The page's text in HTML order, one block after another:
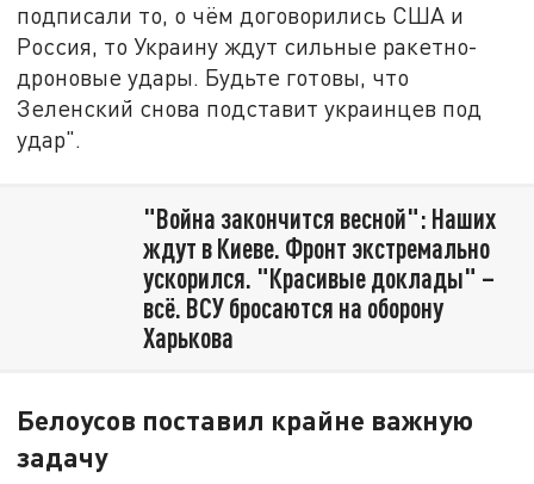
подписали то, о чём договорились США и
Россия, то Украину ждут сильные ракетно-
дроновые удары. Будьте готовы, что
Зеленский снова подставит украинцев под
удар".
"Война закончится весной": Наших
ждут в Киеве. Фронт экстремально
ускорился. "Красивые доклады" –
всё. ВСУ бросаются на оборону
Харькова
Белоусов поставил крайне важную
задачу